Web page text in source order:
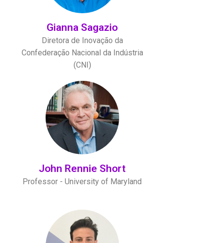
Gianna Sagazio
Diretora de Inovação da
Confederação Nacional da Indústria
(CNI)
John Rennie Short
Professor - University of Maryland